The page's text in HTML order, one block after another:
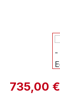
Verkaufspreis:
735,00 €